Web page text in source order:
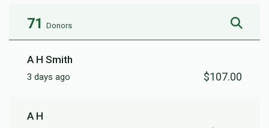
71 Donors
A H Smith
3 days ago $107.00
A H